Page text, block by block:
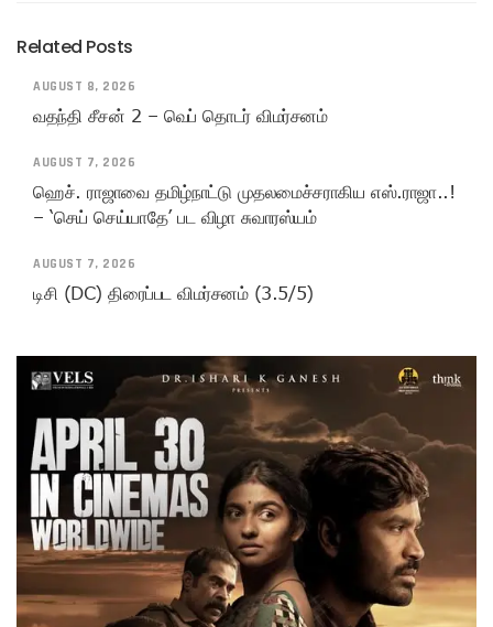
Related Posts
AUGUST 8, 2026
வதந்தி சீசன் 2 – வெப் தொடர் விமர்சனம்
AUGUST 7, 2026
ஹெச். ராஜாவை தமிழ்நாட்டு முதலமைச்சராகிய எஸ்.ராஜா..!
– ‘செய் செய்யாதே’ பட விழா சுவாரஸ்யம்
AUGUST 7, 2026
டிசி (DC) திரைப்பட விமர்சனம் (3.5/5)